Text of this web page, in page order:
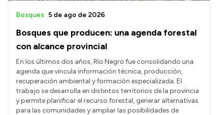
Bosques que producen: una agenda forestal
con alcance provincial
Bosques 5 de ago de 2026
En los últimos dos años, Río Negro fue consolidando una
agenda que vincula información técnica, producción,
recuperación ambiental y formación especializada. El
trabajo se desarrolla en distintos territorios de la provincia
y permite planificar el recurso forestal, generar alternativas
para las comunidades y ampliar las posibilidades de